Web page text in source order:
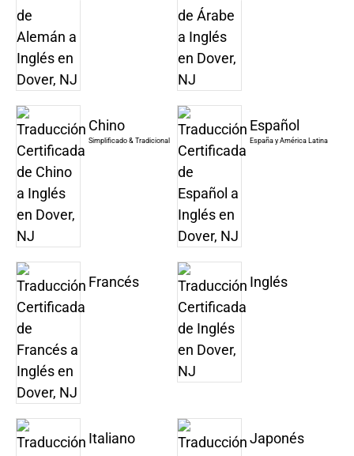
Chino
Simplificado & Tradicional
Español
España y América Latina
Francés Inglés
Italiano Japonés